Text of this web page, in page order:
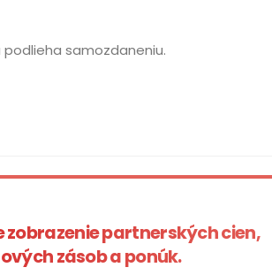
samozdaneniu.
zobrazenie partnerských cien,
zásob a ponúk.